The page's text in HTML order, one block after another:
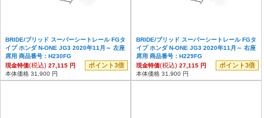
BRIDE/ブリッド スーパーシートレール FGタ
イプ ホンダ N-ONE JG3 2020年11月～ 左座
席用 商品番号：H230FG
現金特価(税込) 27,115 円 ポイント3倍
本体価格 31,900 円
BRIDE/ブリッド スーパーシートレール FGタ
イプ ホンダ N-ONE JG3 2020年11月～ 右座
席用 商品番号：H229FG
現金特価(税込) 27,115 円 ポイント3倍
本体価格 31,900 円